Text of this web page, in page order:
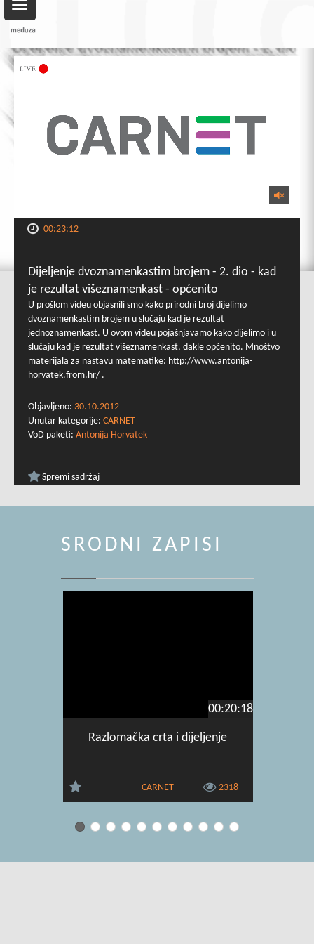
Toggle
navigation
00:23:12
Dijeljenje dvoznamenkastim brojem - 2. dio - kad
je rezultat višeznamenkast - općenito
U prošlom videu objasnili smo kako prirodni broj dijelimo
dvoznamenkastim brojem u slučaju kad je rezultat
jednoznamenkast. U ovom videu pojašnjavamo kako dijelimo i u
slučaju kad je rezultat višeznamenkast, dakle općenito. Mnoštvo
materijala za nastavu matematike: http://www.antonija-
horvatek.from.hr/ .
Objavljeno: 30.10.2012
Unutar kategorije: CARNET
VoD paketi: Antonija Horvatek
Spremi sadržaj
SRODNI ZAPISI
00:20:18
Razlomačka crta i dijeljenje
CARNET 2318